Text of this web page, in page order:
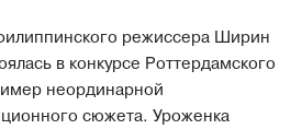
режиссера Ширин
в конкурсе Роттердамского
неординарной
сюжета. Уроженка